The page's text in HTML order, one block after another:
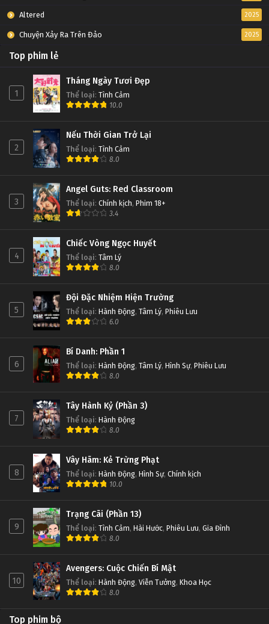
Altered 2025
Chuyện Xảy Ra Trên Đảo 2025
Top phim lẻ
1
Tháng Ngày Tươi Đẹp
Thể loại: Tình Cảm
10.0
2
Nếu Thời Gian Trở Lại
Thể loại: Tình Cảm
8.0
3
Angel Guts: Red Classroom
Thể loại: Chính kịch, Phim 18+
3.4
4
Chiếc Vòng Ngọc Huyết
Thể loại: Tâm Lý
8.0
5
Đội Đặc Nhiệm Hiện Trường
Thể loại: Hành Động, Tâm Lý, Phiêu Lưu
6.0
6
Bí Danh: Phần 1
Thể loại: Hành Động, Tâm Lý, Hình Sự, Phiêu Lưu
8.0
7
Tây Hành Kỷ (Phần 3)
Thể loại: Hành Động
8.0
8
Vây Hãm: Kẻ Trừng Phạt
Thể loại: Hành Động, Hình Sự, Chính kịch
10.0
9
Trạng Cãi (Phần 13)
Thể loại: Tình Cảm, Hài Hước, Phiêu Lưu, Gia Đình
8.0
10
Avengers: Cuộc Chiến Bí Mật
Thể loại: Hành Động, Viễn Tưởng, Khoa Học
8.0
Top phim bộ